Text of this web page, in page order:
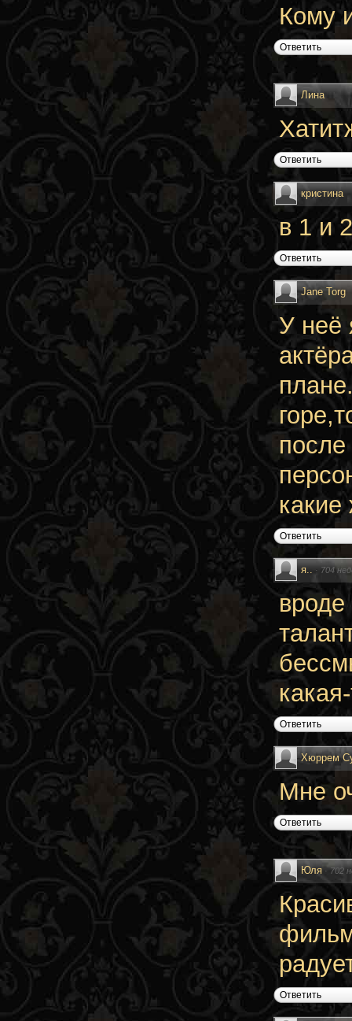
Кому
Ответить
Лина
Ответить
кристина
в 1 и
Ответить
Jane Torg
У неё
Ответить
я.. · 704
Ответить
Хюррем
Мне
Ответить
Юля ·702
Ответить